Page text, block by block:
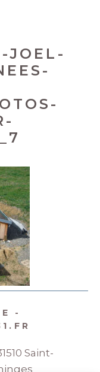
JOEL-
-
Saint-